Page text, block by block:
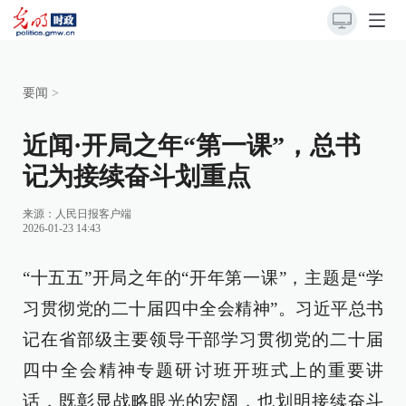
要闻 >
近闻·开局之年“第一课”，总书
记为接续奋斗划重点
来源： 人民日报客户端
2026-01-23 14:43
“十五五”开局之年的“开年第一课”，主题是“学
习贯彻党的二十届四中全会精神”。习近平总书
记在省部级主要领导干部学习贯彻党的二十届
四中全会精神专题研讨班开班式上的重要讲
话，既彰显战略眼光的宏阔，也划明接续奋斗